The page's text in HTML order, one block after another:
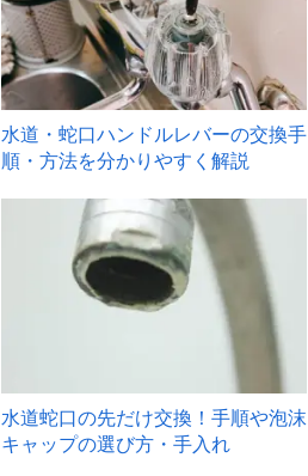
水道・蛇口ハンドルレバーの交換手
順・方法を分かりやすく解説
水道蛇口の先だけ交換！手順や泡沫
キャップの選び方・手入れ